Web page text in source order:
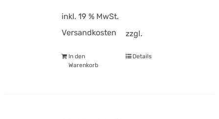
inkl. 19 % MwSt.
zzgl.
Versandkosten
In den
Warenkorb
Details